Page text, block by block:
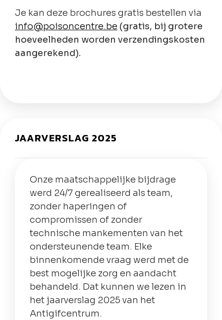
Je kan deze brochures gratis bestellen via
info@poisoncentre.be (gratis, bij grotere
hoeveelheden worden verzendingskosten
aangerekend).
JAARVERSLAG 2025
Onze maatschappelijke bijdrage
werd 24/7 gerealiseerd als team,
zonder haperingen of
compromissen of zonder
technische mankementen van het
ondersteunende team. Elke
binnenkomende vraag werd met de
best mogelijke zorg en aandacht
behandeld. Dat kunnen we lezen in
het jaarverslag 2025 van het
Antigifcentrum.